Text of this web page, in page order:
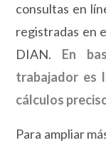
consultas en
registradas en
DIAN.
En
trabajador es
cálculos
Para ampliar